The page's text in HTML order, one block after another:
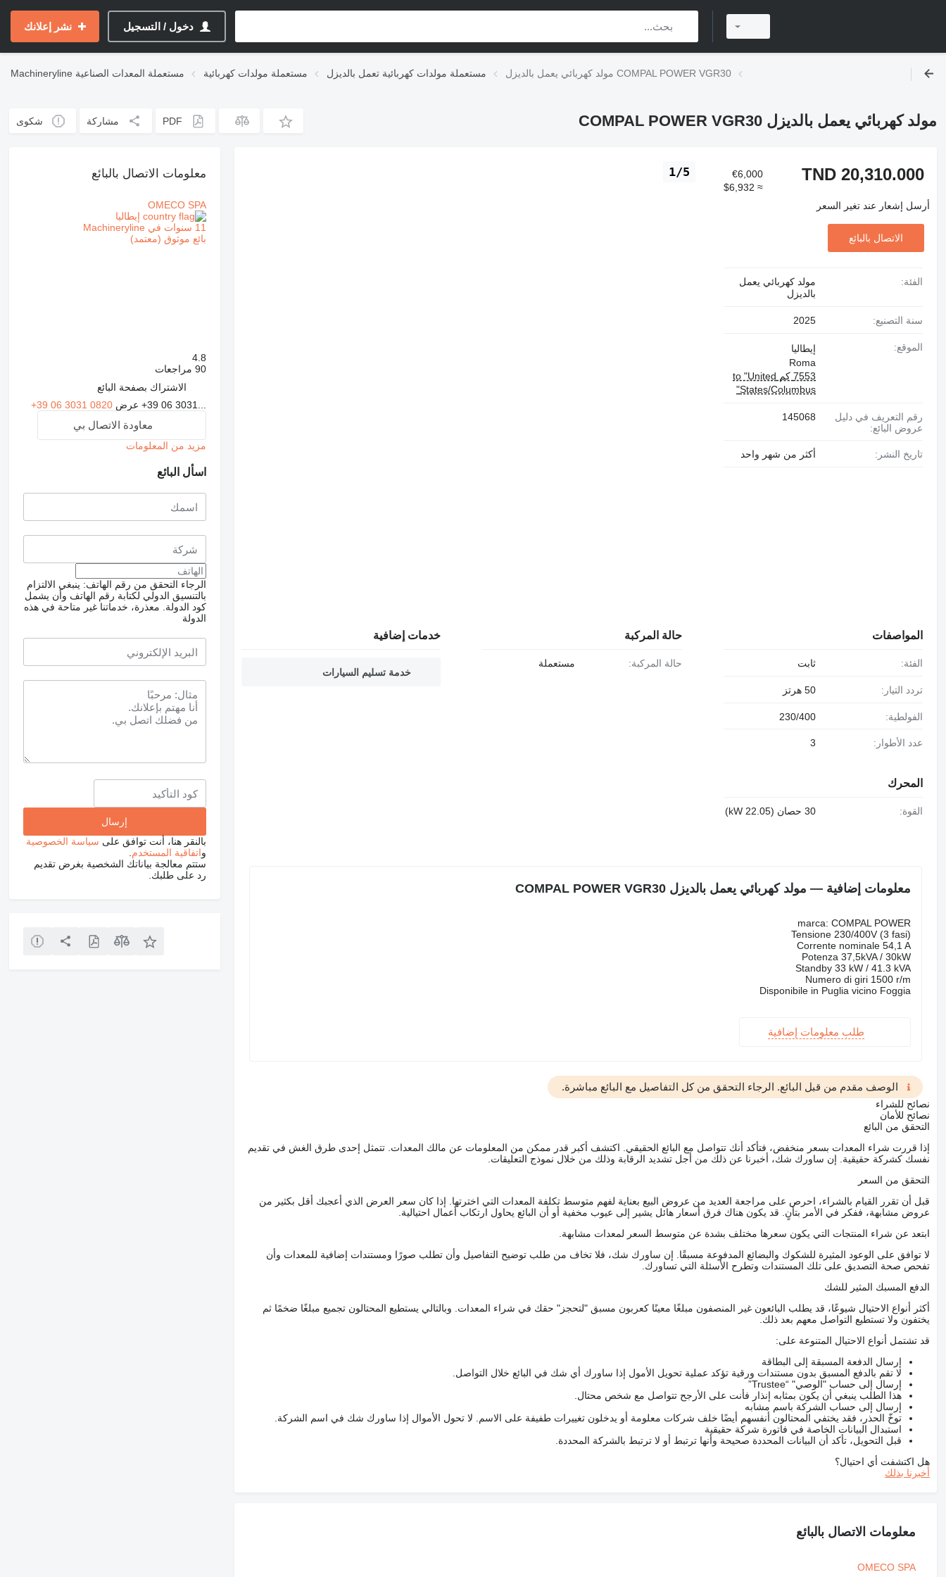
دخول / التسجيل نشر إعلانك
Machineryline مستعملة المعدات الصناعية مستعملة مولدات كهربائية مستعملة مولدات كهربائية تعمل بالديزل مولد كهربائي يعمل بالديزل COMPAL POWER VGR30
مولد كهربائي يعمل بالديزل COMPAL POWER VGR30 PDF مشاركة شكوى
إضافية
1/5 TND 20,310.000
€6,000
≈ $6,932
أرسل إشعار عند تغير السعر
الاتصال بالبائع
الفئة:
مولد كهربائي يعمل
بالديزل
سنة التصنيع: 2025
الموقع:
إيطاليا
Roma
7553 كم to "United
States/Columbus"
رقم التعريف في دليل
عروض البائع:
145068
تاريخ النشر: أكثر من شهر واحد
المواصفات
الفئة: ثابت
تردد التيار: 50 هرتز
الفولطية: 230/400
عدد الأطوار: 3
المحرك
القوة: 30 حصان (22.05 kW)
حالة المركبة
حالة المركبة: مستعملة
خدمات إضافية
خدمة تسليم السيارات
معلومات إضافية — مولد كهربائي يعمل بالديزل COMPAL POWER VGR30
marca: COMPAL POWER
Tensione 230/400V (3 fasi)
Corrente nominale 54,1 A
Potenza 37,5kVA / 30kW
Standby 33 kW / 41.3 kVA
Numero di giri 1500 r/m
Disponibile in Puglia vicino Foggia
طلب معلومات إضافية
الوصف مقدم من قبل البائع. الرجاء التحقق من كل التفاصيل مع البائع مباشرة.
نصائح للشراء
نصائح للأمان
التحقق من البائع
إذا قررت شراء المعدات بسعر منخفض، فتأكد أنك تتواصل مع البائع الحقيقي. اكتشف أكبر قدر ممكن من المعلومات عن مالك المعدات. تتمثل إحدى طرق الغش في تقديم
نفسك كشركة حقيقية. إن ساورك شك، أخبرنا عن ذلك من أجل تشديد الرقابة وذلك من خلال نموذج التعليقات.
التحقق من السعر
قبل أن تقرر القيام بالشراء، احرص على مراجعة العديد من عروض البيع بعناية لفهم متوسط تكلفة المعدات التي اخترتها. إذا كان سعر العرض الذي أعجبك أقل بكثير من
عروض مشابهة، ففكر في الأمر بتأنٍ. قد يكون هناك فرق أسعار هائل يشير إلى عيوب مخفية أو أن البائع يحاول ارتكاب أعمال احتيالية.
ابتعد عن شراء المنتجات التي يكون سعرها مختلف بشدة عن متوسط السعر لمعدات مشابهة.
لا توافق على الوعود المثيرة للشكوك والبضائع المدفوعة مسبقًا. إن ساورك شك، فلا تخاف من طلب توضيح التفاصيل وأن تطلب صورًا ومستندات إضافية للمعدات وأن
تفحص صحة التصديق على تلك المستندات وتطرح الأسئلة التي تساورك.
الدفع المسبك المثير للشك
أكثر أنواع الاحتيال شيوعًا، قد يطلب البائعون غير المنصفون مبلغًا معينًا كعربون مسبق "لتحجز" حقك في شراء المعدات. وبالتالي يستطيع المحتالون تجميع مبلغًا ضخمًا ثم
يختفون ولا تستطيع التواصل معهم بعد ذلك.
قد تشتمل أنواع الاحتيال المتنوعة على:
إرسال الدفعة المسبقة إلى البطاقة
لا تقم بالدفع المسبق بدون مستندات ورقية تؤكد عملية تحويل الأمول إذا ساورك أي شك في البائع خلال التواصل.
إرسال إلى حساب "الوصي" “Trustee”
هذا الطلب ينبغي أن يكون بمثابه إنذار فأنت على الأرجح تتواصل مع شخص محتال.
إرسال إلى حساب الشركة باسم مشابه
توخّ الحذر، فقد يختفي المحتالون أنفسهم أيضًا خلف شركات معلومة أو يدخلون تغييرات طفيفة على الاسم. لا تحول الأموال إذا ساورك شك في اسم الشركة.
استبدال البيانات الخاصة في فاتورة شركة حقيقية
قبل التحويل، تأكد أن البيانات المحددة صحيحة وأنها ترتبط أو لا ترتبط بالشركة المحددة.
هل اكتشفت أي احتيال؟
أخبرنا بذلك
معلومات الاتصال بالبائع
OMECO SPA
معلومات الاتصال بالبائع
OMECO SPA
إيطاليا
11 سنوات في Machineryline
بائع موثوق (معتمد)
4.8
90 مراجعات
الاشتراك بصفحة البائع
+39 06 3031... عرض+39 06 3031 0820
معاودة الاتصال بي
مزيد من المعلومات
اسأل البائع
الرجاء التحقق من رقم الهاتف: ينبغي الالتزام
بالتنسيق الدولي لكتابة رقم الهاتف وأن يشمل
كود الدولة.
معذرة، خدماتنا غير متاحة في هذه
الدولة
بالنقر هنا، أنت توافق على سياسة الخصوصية
واتفاقية المستخدم
ستتم معالجة بياناتك الشخصية بغرض تقديم
رد على طلبك.